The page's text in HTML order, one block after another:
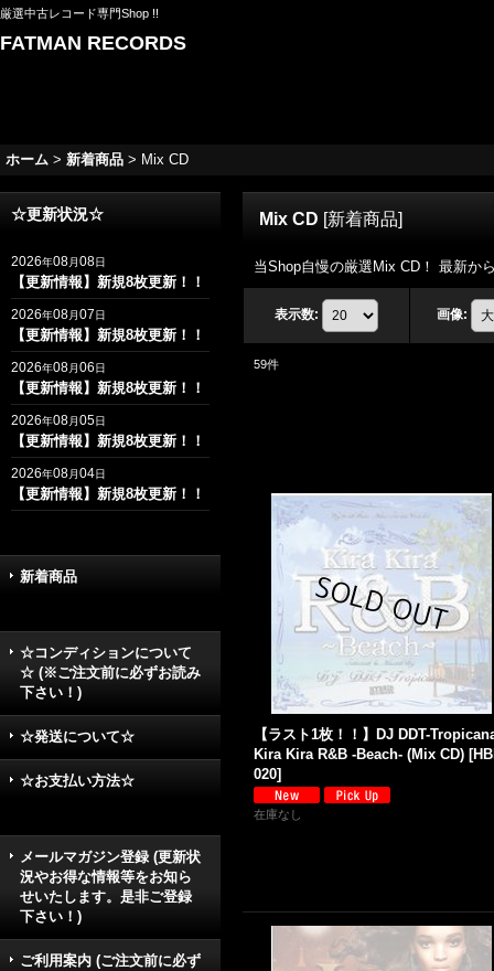
厳選中古レコード専門Shop !!
FATMAN RECORDS
ホーム > 新着商品 > Mix CD
☆更新状況☆
2026年08月08日
【更新情報】新規8枚更新！！
2026年08月07日
【更新情報】新規8枚更新！！
2026年08月06日
【更新情報】新規8枚更新！！
2026年08月05日
【更新情報】新規8枚更新！！
2026年08月04日
【更新情報】新規8枚更新！！
新着商品
☆コンディションについて
☆ (※ご注文前に必ずお読み
下さい！)
☆発送について☆
☆お支払い方法☆
メールマガジン登録 (更新状
況やお得な情報等をお知ら
せいたします。是非ご登録
下さい！)
ご利用案内 (ご注文前に必ず
Mix CD [新着商品]
当Shop自慢の厳選Mix CD！ 最新か
表示数: 画像:
59件
【ラスト1枚！！】DJ DDT-
Kira Kira R&B -Beach- (Mix CD) [
020]
在庫なし